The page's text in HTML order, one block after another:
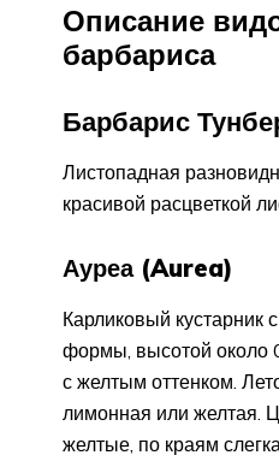
Описание
барбариса
Барбарис
Листопадная
красивой расцветкой
Ауреа (Aurea)
Карликовый кустарник
формы, высотой около
с желтым оттенком.
лимонная или желтая.
желтые, по краям